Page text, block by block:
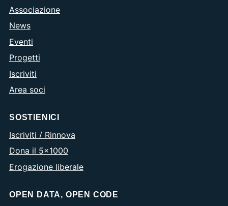
Associazione
News
Eventi
Progetti
Iscriviti
Area soci
SOSTIENICI
Iscriviti / Rinnova
Dona il 5×1000
Erogazione liberale
OPEN DATA, OPEN CODE